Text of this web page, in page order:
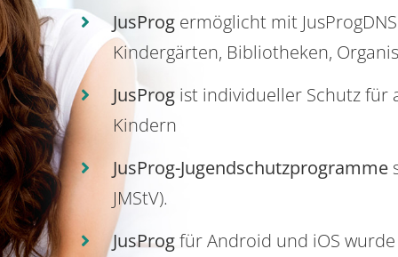
JusProg ermöglicht mit
Kindergärten, Bibliotheken,
JusProgist individueller Schutz für
Kindern
JusProg-Jugendschutzprogramme
JMStV).
JusProgfür Android und iOS